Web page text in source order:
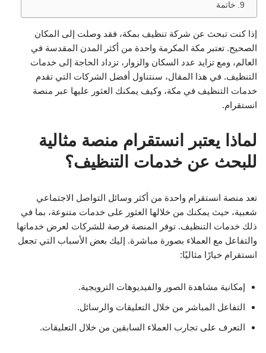
خاتمة
إذا كنت تبحث عن شركة تنظيف بمكة، فقد وصلت إلى المكان
الصحيح. تعتبر مكة المكرمة واحدة من أكثر المدن المقدسة في
العالم، ومع تزايد عدد السكان والزوار، تزداد الحاجة إلى خدمات
التنظيف. في هذا المقال، سنتناول أفضل الشركات التي تقدم
خدمات التنظيف في مكة، وكيف يمكنك العثور عليها عبر منصة
انستقرام.
لماذا يعتبر انستقرام منصة مثالية
للبحث عن خدمات التنظيف؟
تعد منصة انستقرام واحدة من أكثر وسائل التواصل الاجتماعي
شعبية، حيث يمكنك من خلالها العثور على خدمات متنوعة، بما في
ذلك خدمات التنظيف. توفر المنصة فرصة للشركات لعرض خدماتها
والتفاعل مع العملاء بصورة مباشرة. إليك بعض الأسباب التي تجعل
انستقرام خيارًا مثاليًا:
إمكانية مشاهدة الصور والفيديوهات الترويجية.
التفاعل المباشر من خلال التعليقات والرسائل.
التعرف على تجارب العملاء السابقين من خلال التعليقات.